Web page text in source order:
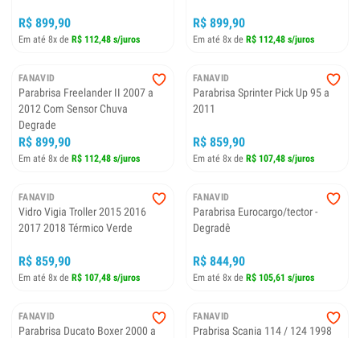
R$ 899,90
Em até 8x de R$ 112,48 s/juros
R$ 899,90
Em até 8x de R$ 112,48 s/juros
FANAVID
Parabrisa Freelander II 2007 a
2012 Com Sensor Chuva
Degrade
R$ 899,90
Em até 8x de R$ 112,48 s/juros
FANAVID
Parabrisa Sprinter Pick Up 95 a
2011
R$ 859,90
Em até 8x de R$ 107,48 s/juros
FANAVID
Vidro Vigia Troller 2015 2016
2017 2018 Térmico Verde
R$ 859,90
Em até 8x de R$ 107,48 s/juros
FANAVID
Parabrisa Eurocargo/tector -
Degradê
R$ 844,90
Em até 8x de R$ 105,61 s/juros
FANAVID
Parabrisa Ducato Boxer 2000 a
FANAVID
Prabrisa Scania 114 / 124 1998